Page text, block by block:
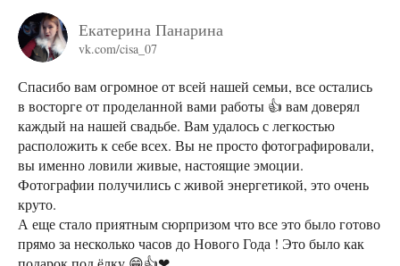
Екатерина Панарина
vk.com/cisa_07
Спасибо вам огромное от всей нашей семьи, все остались
в восторге от проделанной вами работы 👍 вам доверял
каждый на нашей свадьбе. Вам удалось с легкостью
расположить к себе всех. Вы не просто фотографировали,
вы именно ловили живые, настоящие эмоции.
Фотографии получились с живой энергетикой, это очень
круто.
А еще стало приятным сюрпризом что все это было готово
прямо за несколько часов до Нового Года ! Это было как